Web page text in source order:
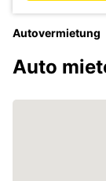
Autovermietung
Auto